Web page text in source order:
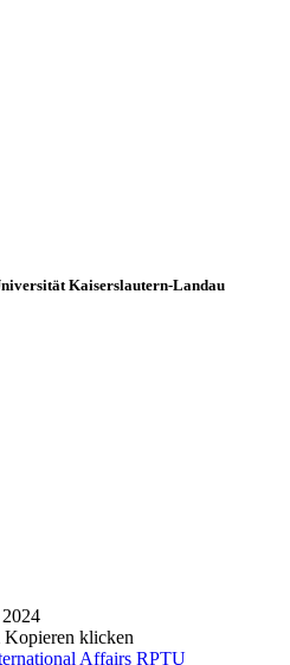
Kaiserslautern-Landau
Kopieren klicken
Affairs RPTU